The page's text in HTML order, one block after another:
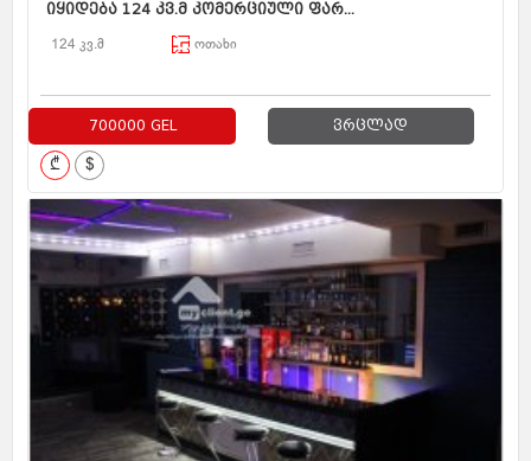
იყიდება 124 კვ.მ კომერციული ფარ...
124 კვ.მ ოთახი
700000 GEL ვრცლად
₾ $